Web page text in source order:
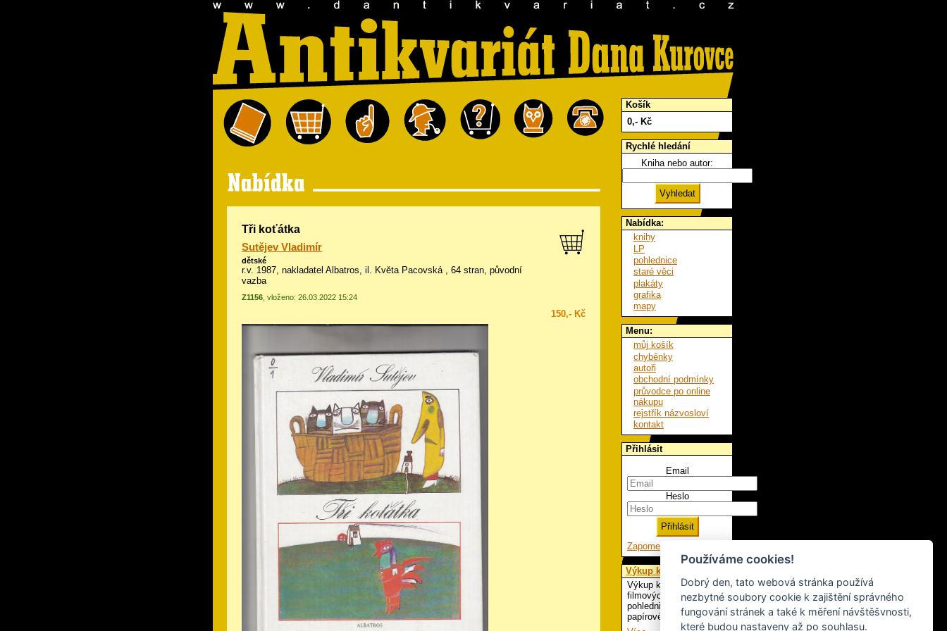
Tři koťátka
Sutějev Vladimír
dětské
r.v. 1987, nakladatel Albatros, il. Květa Pacovská, 64 stran, původní
vazba
Z1156 , vloženo: 26.03.2022 15:24
150,- Kč
Košík
0,- Kč
Rychlé hledání
Kniha nebo autor:
Nabídka:
knihy
LP
pohlednice
staré věci
plakáty
grafika
mapy
Menu:
můj košík
chyběnky
autoři
obchodní podmínky
průvodce po online
nákupu
rejstřík názvosloví
kontakt
Přihlásit
Email
Heslo
Zapomenuté heslo
Výkup knih
Výkup knih, LP,
filmových plakátů,
pohlednic a ostatního
papírového artiklu.
Používáme cookies!
Dobrý den, tato webová stránka používá
nezbytné soubory cookie k zajištění správného
fungování stránek a také k měření návštěšvnosti,
které budou nastaveny až po souhlasu.